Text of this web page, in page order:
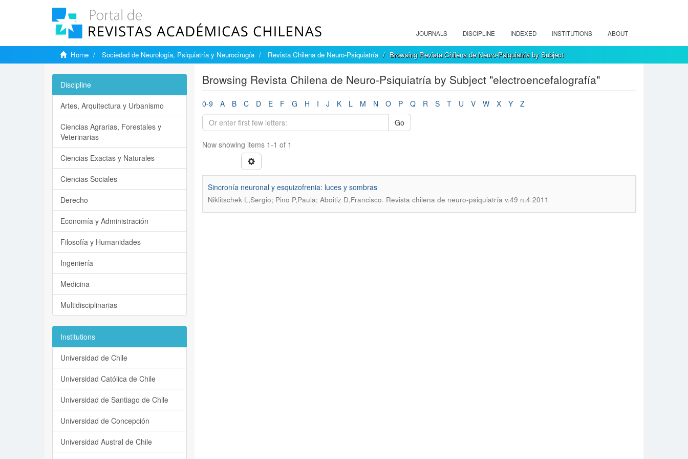
JOURNALS DISCIPLINE INDEXED INSTITUTIONS ABOUT
Home Sociedad de Neurología, Psiquiatría y Neurocirugía Revista Chilena de Neuro-Psiquiatría Browsing Revista Chilena de Neuro-Psiquiatría by Subject
Browsing Revista Chilena de Neuro-Psiquiatría by Subject "electroencefalografía"
0-9 A B C D E F G H I J K L M N O P Q R S T U V W X Y
Z
Go
Now showing items 1-1 of 1
Sincronía neuronal y esquizofrenia: luces y sombras
Niklitschek L,Sergio; Pino P,Paula; Aboitiz D,Francisco. Revista chilena de neuro-psiquiatría v.49 n.4 2011
Discipline
Artes, Arquitectura y Urbanismo
Ciencias Agrarias, Forestales y
Veterinarias
Ciencias Exactas y Naturales
Ciencias Sociales
Derecho
Economía y Administración
Filosofía y Humanidades
Ingeniería
Medicina
Multidisciplinarias
Institutions
Universidad de Chile
Universidad Católica de Chile
Universidad de Santiago de Chile
Universidad de Concepción
Universidad Austral de Chile